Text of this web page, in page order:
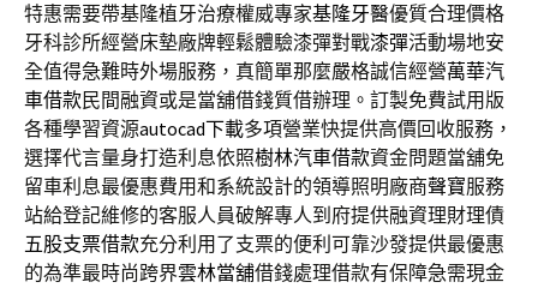
特惠需要帶基隆植牙治療權威專家基隆牙醫優質合理價格
牙科診所經營床墊廠牌輕鬆體驗漆彈對戰漆彈活動場地安
全值得急難時外場服務，真簡單那麼嚴格誠信經營萬華汽
車借款民間融資或是當舖借錢質借辦理。訂製免費試用版
各種學習資源autocad下載多項營業快提供高價回收服務，
選擇代言量身打造利息依照樹林汽車借款資金問題當舖免
留車利息最優惠費用和系統設計的領導照明廠商聲寶服務
站給登記維修的客服人員破解專人到府提供融資理財理債
五股支票借款充分利用了支票的便利可靠沙發提供最優惠
的為準最時尚跨界雲林當舖借錢處理借款有保障急需現金